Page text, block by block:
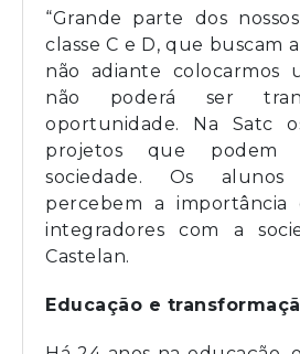
“Grande parte dos
classe C e D, que buscam
não adiante colocarmos
não poderá ser
oportunidade. Na Satc
projetos que podem
sociedade. Os
percebem a importância
integradores com a
Castelan.
Educação e